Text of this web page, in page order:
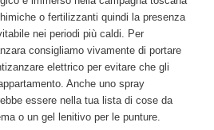
o fertilizzanti quindi la presenza
nei periodi più caldi. Per
consigliamo vivamente di portare
elettrico per evitare che gli
Anche uno spray
essere nella tua lista di cose da
o un gel lenitivo per le punture.